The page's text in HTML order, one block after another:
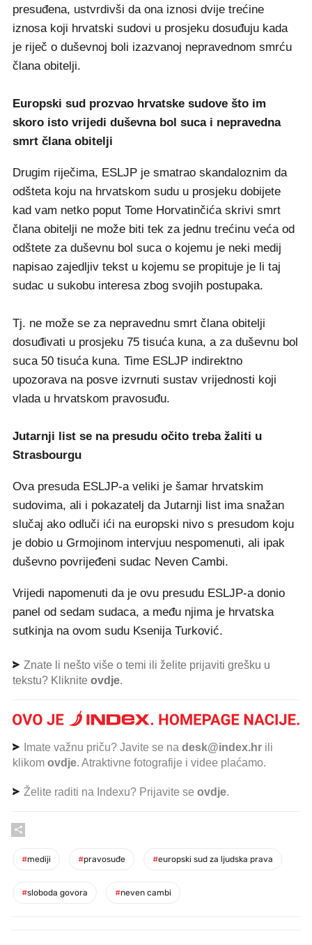
presuđena, ustvrdivši da ona iznosi dvije trećine
iznosa koji hrvatski sudovi u prosjeku dosuđuju kada
je riječ o duševnoj boli izazvanoj nepravednom smrću
člana obitelji.
Europski sud prozvao hrvatske sudove što im
skoro isto vrijedi duševna bol suca i nepravedna
smrt člana obitelji
Drugim riječima, ESLJP je smatrao skandaloznim da
odšteta koju na hrvatskom sudu u prosjeku dobijete
kad vam netko poput Tome Horvatinčića skrivi smrt
člana obitelji ne može biti tek za jednu trećinu veća od
odštete za duševnu bol suca o kojemu je neki medij
napisao zajedljiv tekst u kojemu se propituje je li taj
sudac u sukobu interesa zbog svojih postupaka.
Tj. ne može se za nepravednu smrt člana obitelji
dosuđivati u prosjeku 75 tisuća kuna, a za duševnu bol
suca 50 tisuća kuna. Time ESLJP indirektno
upozorava na posve izvrnuti sustav vrijednosti koji
vlada u hrvatskom pravosuđu.
Jutarnji list se na presudu očito treba žaliti u
Strasbourgu
Ova presuda ESLJP-a veliki je šamar hrvatskim
sudovima, ali i pokazatelj da Jutarnji list ima snažan
slučaj ako odluči ići na europski nivo s presudom koju
je dobio u Grmojinom intervjuu nespomenuti, ali ipak
duševno povrijeđeni sudac Neven Cambi.
Vrijedi napomenuti da je ovu presudu ESLJP-a donio
panel od sedam sudaca, a među njima je hrvatska
sutkinja na ovom sudu Ksenija Turković.
Znate li nešto više o temi ili želite prijaviti grešku u
tekstu? Kliknite ovdje.
Imate važnu priču? Javite se na desk@index.hr ili
klikom ovdje. Atraktivne fotografije i videe plaćamo.
Želite raditi na Indexu? Prijavite se ovdje.
#mediji #pravosuđe #europski sud za ljudska prava
#sloboda govora #neven cambi